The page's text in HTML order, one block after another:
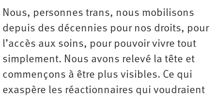
Nous, personnes trans, nous mobilisons
depuis des décennies pour nos droits, pour
l’accès aux soins, pour pouvoir vivre tout
simplement. Nous avons relevé la tête et
commençons à être plus visibles. Ce qui
exaspère les réactionnaires qui voudraient